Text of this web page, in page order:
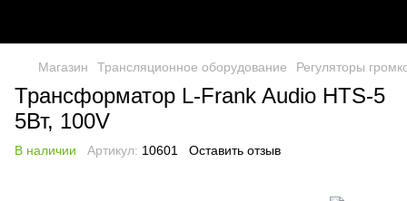
Магазин Трансляционное оборудование Регуляторы
Трансформатор L-Frank Audio HTS-5
5Вт, 100V
В наличии Артикул: 10601 Оставить отзыв